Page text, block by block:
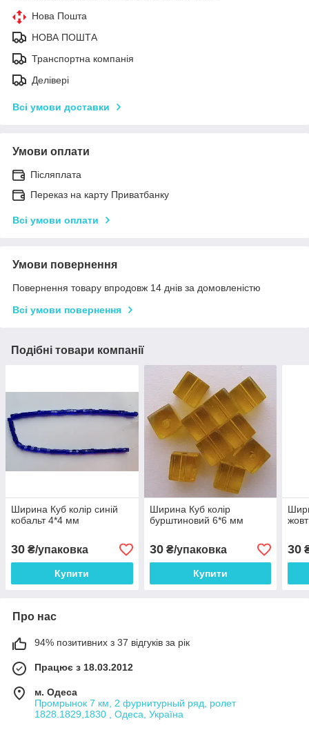
Нова Пошта
НОВА ПОШТА
Транспортна компанія
Делівері
Всі умови доставки
Умови оплати
Післяплата
Переказ на карту Приватбанку
Всі умови оплати
Умови повернення
Повернення товару впродовж 14 днів за домовленістю
Всі умови повернення
Подібні товари компанії
Ширина Куб колір синій
кобальт 4*4 мм
30 ₴/упаковка
Купити
Ширина Куб колір
бурштиновий 6*6 мм
30₴/упаковка
Купити
30
Про нас
94% позитивних з 37 відгуків за рік
Працює з 18.03.2012
м. Одеса
Промрынок 7 км, 2 фурнитурный ряд, ролет
1828.1829,1830 , Одеса, Україна